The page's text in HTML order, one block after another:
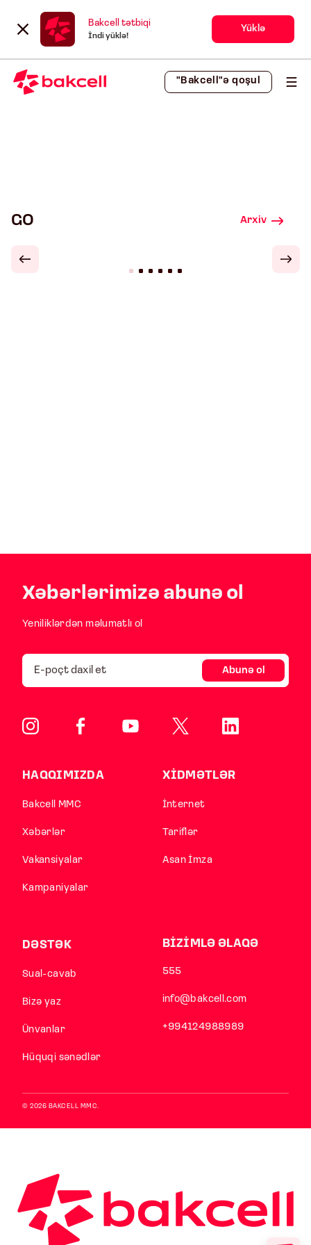
Bakcell tətbiqi
İndi yüklə!
Yüklə
"Bakcell"ə qoşul
GO Arxiv
Xəbərlərimizə abunə ol
Yeniliklərdən məlumatlı ol
Abunə ol
HAQQIMIZDA
Bakcell MMC
Xəbərlər
Vakansiyalar
Kampaniyalar
XİDMƏTLƏR
İnternet
Tariflər
Asan İmza
DƏSTƏK
Sual-cavab
Bizə yaz
Ünvanlar
Hüquqi sənədlər
BİZİMLƏ ƏLAQƏ
555
info@bakcell.com
+994124988989
© 2026 BAKCELL MMC.